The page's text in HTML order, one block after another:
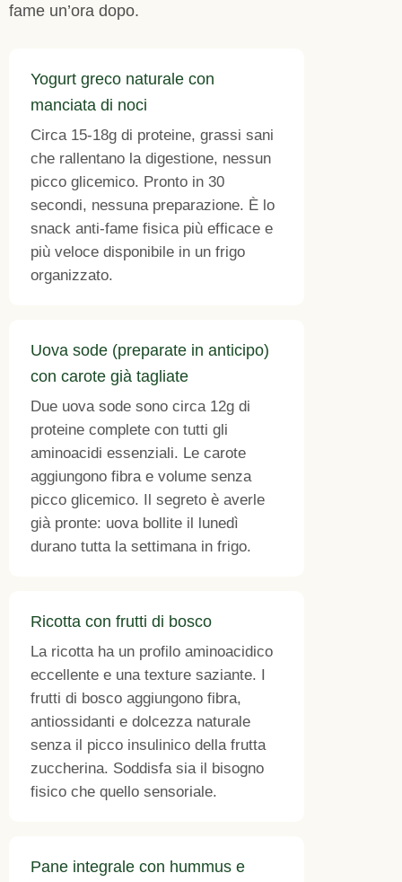
fame un’ora dopo.
Yogurt greco naturale con
manciata di noci
Circa 15-18g di proteine, grassi sani
che rallentano la digestione, nessun
picco glicemico. Pronto in 30
secondi, nessuna preparazione. È lo
snack anti-fame fisica più efficace e
più veloce disponibile in un frigo
organizzato.
Uova sode (preparate in anticipo)
con carote già tagliate
Due uova sode sono circa 12g di
proteine complete con tutti gli
aminoacidi essenziali. Le carote
aggiungono fibra e volume senza
picco glicemico. Il segreto è averle
già pronte: uova bollite il lunedì
durano tutta la settimana in frigo.
Ricotta con frutti di bosco
La ricotta ha un profilo aminoacidico
eccellente e una texture saziante. I
frutti di bosco aggiungono fibra,
antiossidanti e dolcezza naturale
senza il picco insulinico della frutta
zuccherina. Soddisfa sia il bisogno
fisico che quello sensoriale.
Pane integrale con hummus e